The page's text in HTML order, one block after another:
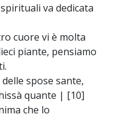
va dedicata
cuore vi è molta
piante, pensiamo
spose sante,
quante | [10]
che lo